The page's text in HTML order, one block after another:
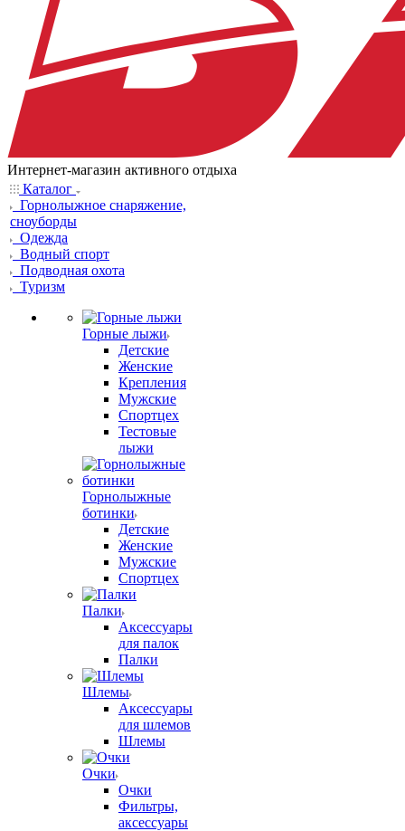
Интернет-магазин активного отдыха
Каталог
Горнолыжное снаряжение,
сноуборды
Одежда
Водный спорт
Подводная охота
Туризм
Горные лыжи
Детские
Женские
Крепления
Мужские
Спортцех
Тестовые
лыжи
Горнолыжные
ботинки
Детские
Женские
Мужские
Спортцех
Палки
Аксессуары
для палок
Палки
Шлемы
Аксессуары
для шлемов
Шлемы
Очки
Очки
Фильтры,
аксессуары